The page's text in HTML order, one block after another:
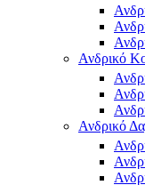
Ανδρικό
Ανδρικό